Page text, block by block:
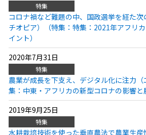
特集
コロナ禍など難題の中、国政選挙を経た
チオピア）（特集：特集：2021年アフリ
イント）
2020年7月31日
特集
農業が成長を下支え、デジタル化に注力
集：中東・アフリカの新型コロナの影響と
2019年9月25日
特集
水耕栽培技術を使った垂直農法で農業生産